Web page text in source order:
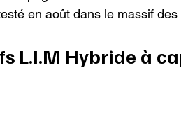
en août dans le massif
L.I.M Hybride à